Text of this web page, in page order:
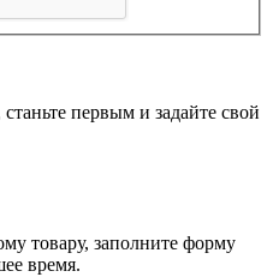
первым и задайте свой
товару, заполните форму
время.